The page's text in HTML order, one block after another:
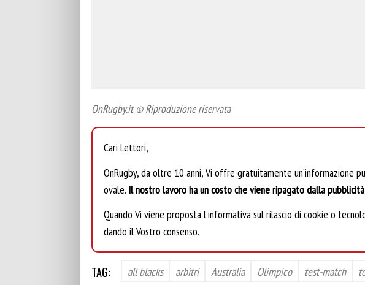
OnRugby.it © Riproduzione riservata
Cari Lettori,
OnRugby, da oltre 10 anni, Vi offre gratuitamente un’informazione
ovale. Il nostro lavoro ha un costo che viene ripagato dalla
Quando Vi viene proposta l’informativa sul rilascio di cookie o
dando il Vostro consenso.
TAG: all blacks arbitri Australia Olimpico test-match